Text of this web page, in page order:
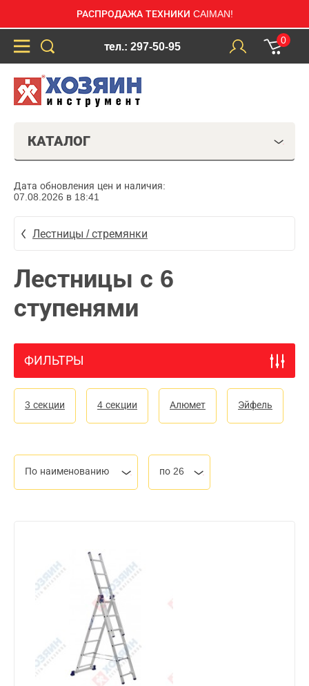
РАСПРОДАЖА ТЕХНИКИ CAIMAN!
тел.: 297-50-95
0
КАТАЛОГ
Дата обновления цен и наличия:
07.08.2026 в 18:41
Лестницы / стремянки
Лестницы с 6
ступенями
ФИЛЬТРЫ
3 секции 4 секции Алюмет Эйфель
По наименованию по 26